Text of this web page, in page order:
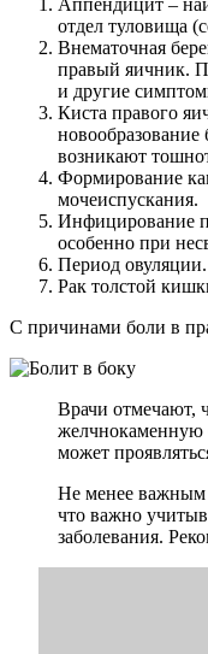
отдел туловища
Внематочная
правый яичник.
и другие
Киста правого
возникают
Формирование
мочеиспускания.
Инфицирование
особенно при
Период
Рак толстой
С причинами боли в
Врачи отмечают,
желчнокаменную
может
Не менее важным
что важно
заболевания.